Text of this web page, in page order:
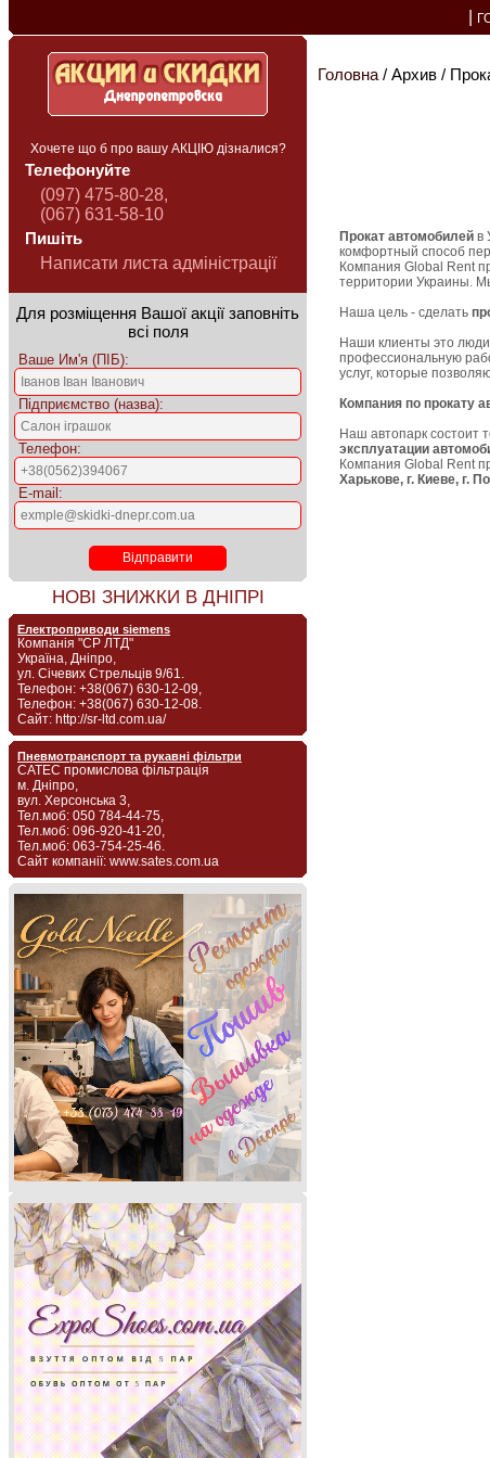
Хочете що б про вашу АКЦІЮ дізналися?
Телефонуйте
(097) 475-80-28,
(067) 631-58-10
Пишіть
Написати листа адміністрації
Для розміщення Вашої акції заповніть
всі поля
Ваше Им'я (ПІБ):
Підприємство (назва):
Телефон:
E-mail:
НОВІ ЗНИЖКИ В ДНІПРІ
Електроприводи siemens
Компанія "СР ЛТД"
Україна, Дніпро,
ул. Січевих Стрельців 9/61.
Телефон: +38(067) 630-12-09,
Телефон: +38(067) 630-12-08.
Сайт: http://sr-ltd.com.ua/
Пневмотранспорт та рукавні фільтри
САТЕС промислова фільтрація
м. Дніпро,
вул. Херсонська 3,
Тел.моб: 050 784-44-75,
Тел.моб: 096-920-41-20,
Тел.моб: 063-754-25-46.
Сайт компанії: www.sates.com.ua
Головна / Архив /
Прокат автомобилей в
комфортный способ
Компания Global Rent
территории Украины.
Наша цель - сделать
Наши клиенты это
профессиональную
услуг, которые
Компания по прокату
Наш автопарк состоит
эксплуатации
Компания Global Rent
Харькове, г. Киеве, г.